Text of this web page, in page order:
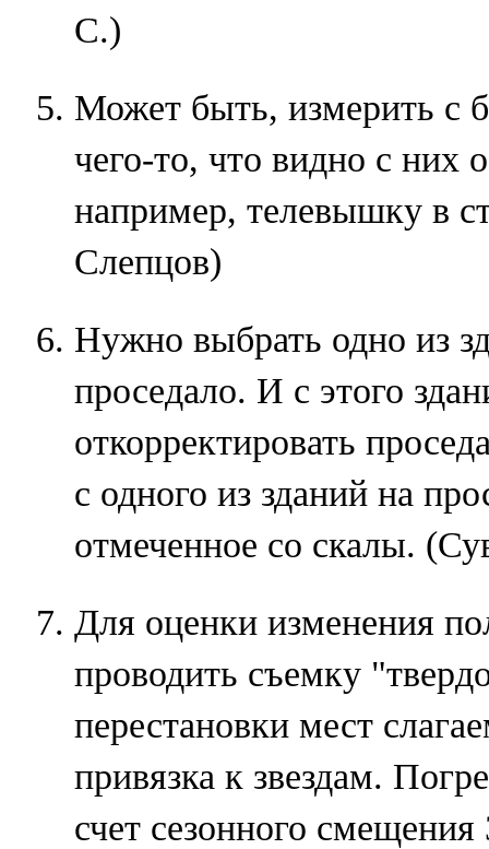
С.)
Может быть, измерить с
чего-то, что видно с них
например, телевышку в
Слепцов)
Нужно выбрать одно из
проседало. И с этого
откорректировать
с одного из зданий на
отмеченное со скалы.
Для оценки изменения
проводить съемку
перестановки мест
привязка к звездам.
счет сезонного